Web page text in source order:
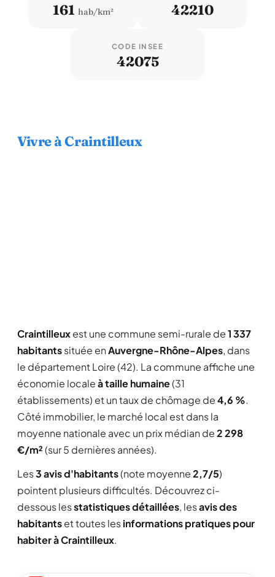
161 hab/km² 42210
CODE INSEE
42075
Vivre à Craintilleux
Craintilleuxest une commune semi-rurale de1 337
habitantssituée enAuvergne-Rhône-Alpes, dans
le département Loire (42). La commune affiche une
économie localeà taille humaine(31
établissements) et un taux de chômage de4,6 %.
Côté immobilier, le marché local est dans la
moyenne nationale avec un prix médian de2 298
€/m²(sur 5 dernières années).
Les3 avis d'habitants(note moyenne2,7/5)
pointent plusieurs difficultés. Découvrez ci-
dessous lesstatistiques détaillées, lesavis des
habitantset toutes lesinformations pratiques pour
habiter à Craintilleux.